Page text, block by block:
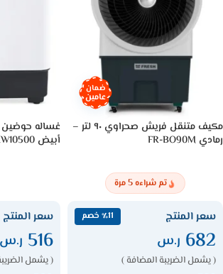
ضمان
عامين
مكيف متنقل فريش صحراوي ٩٠ لتر –
رمادي FR-BO90M
تم شراءه5مرة
سعر المنتج ٪11 خصم
682 ر.س
( يشمل الضريبة المضافة )
أبيض FRW10500
سعر المنتج
516 ر.س
( يشمل